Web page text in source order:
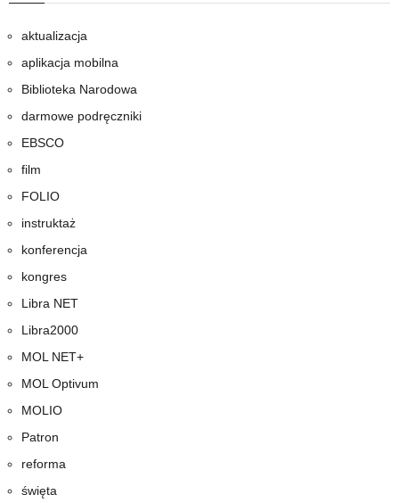
aktualizacja
aplikacja mobilna
Biblioteka Narodowa
darmowe podręczniki
EBSCO
film
FOLIO
instruktaż
konferencja
kongres
Libra NET
Libra2000
MOL NET+
MOL Optivum
MOLIO
Patron
reforma
święta